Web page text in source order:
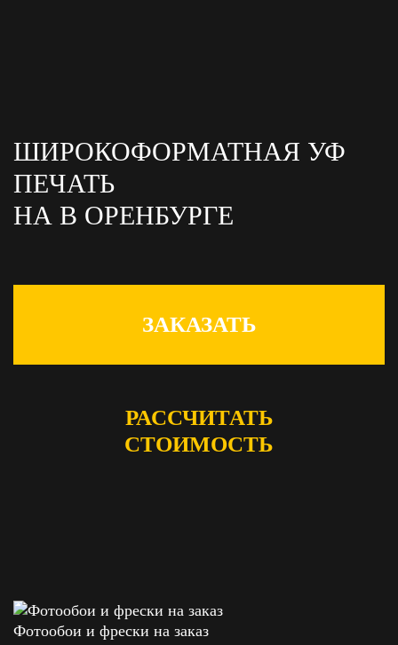
ШИРОКОФОРМАТНАЯ УФ
ПЕЧАТЬ
НА В ОРЕНБУРГЕ
ЗАКАЗАТЬ
РАССЧИТАТЬ
СТОИМОСТЬ
Фотообои и фрески на заказ